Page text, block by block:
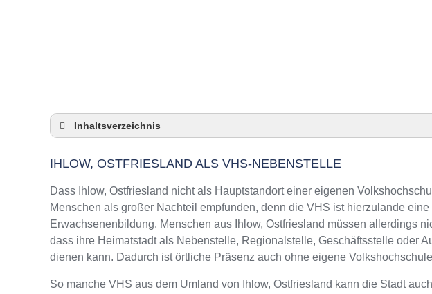
Inhaltsverzeichnis
Checkliste: So zeigt die VHS in Ihlow, Ostfriesland Präsenz
3 Tipps für Interessierte aus Ihlow, Ostfriesland an VHS-Kursen
VHS Ihlow, Ostfriesland Kurse und Umgebung
VHS Ihlow, Ostfriesland – Öffnungszeiten und Telefonnummer
Online-Kurse – Alternative Angebote zu einem Kurs an der VHS
Top-Kurse an der Abendschule Ihlow, Ostfriesland
Weiterbildung in Ihlow, Ostfriesland
IHLOW, OSTFRIESLAND ALS VHS-NEBENSTELLE
Dass Ihlow, Ostfriesland nicht als Hauptstandort einer eigenen
Menschen als großer Nachteil empfunden, denn die VHS ist hierzulande
Erwachsenenbildung. Menschen aus Ihlow, Ostfriesland müssen allerdings
dass ihre Heimatstadt als Nebenstelle, Regionalstelle, Geschäftsstelle oder
dienen kann. Dadurch ist örtliche Präsenz auch ohne eigene
So manche VHS aus dem Umland von Ihlow, Ostfriesland kann die Stadt